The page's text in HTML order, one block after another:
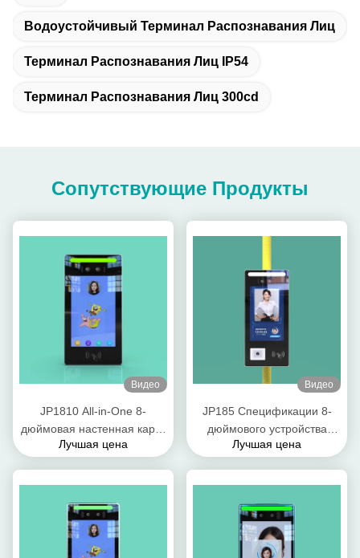
Водоустойчивый Терминал Распознавания Лиц
Терминал Распознавания Лиц IP54
Терминал Распознавания Лиц 300cd
Сопутствующие Продукты
Видео
JP1810 All-in-One 8-
дюймовая настенная карта
распознавания лиц
Лучшая цена
Видео
JP185 Спецификации 8-
дюймового устройства
распознавания лица, QR-
Лучшая цена